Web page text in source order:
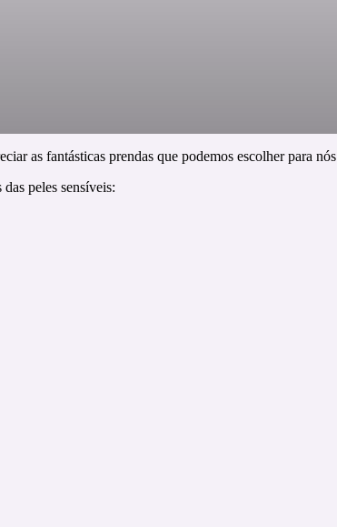
as fantásticas prendas que podemos escolher para
peles sensíveis: